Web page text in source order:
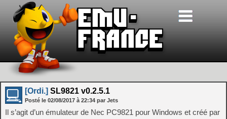
[Ordi.] SL9821 v0.2.5.1
Posté le 02/08/2017 à 22:34 par Jets
Il s’agit d’un émulateur de Nec PC9821 pour Windows et créé par